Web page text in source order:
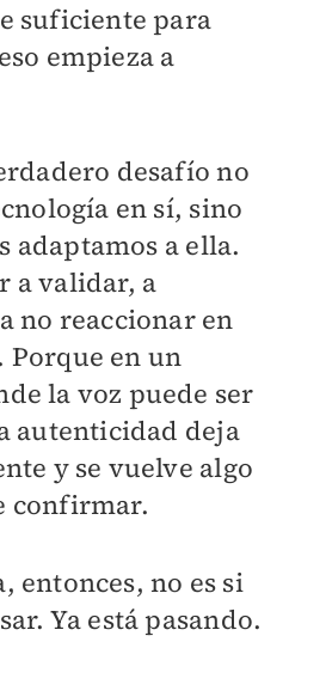
suficiente para
empieza a
desafío no
en sí, sino
adaptamos a ella.
a validar, a
no reaccionar en
Porque en un
la voz puede ser
autenticidad deja
y se vuelve algo
confirmar.
entonces, no es si
Ya está pasando.